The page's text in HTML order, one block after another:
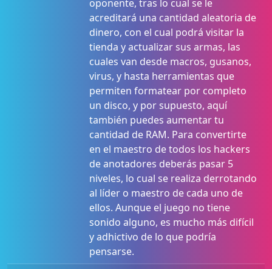
oponente, tras lo cual se le
acreditará una cantidad aleatoria de
dinero, con el cual podrá visitar la
tienda y actualizar sus armas, las
cuales van desde macros, gusanos,
virus, y hasta herramientas que
permiten formatear por completo
un disco, y por supuesto, aquí
también puedes aumentar tu
cantidad de RAM. Para convertirte
en el maestro de todos los hackers
de anotadores deberás pasar 5
niveles, lo cual se realiza derrotando
al líder o maestro de cada uno de
ellos. Aunque el juego no tiene
sonido alguno, es mucho más difícil
y adhictivo de lo que podría
pensarse.